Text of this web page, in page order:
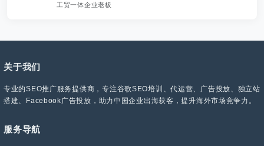
工贸一体企业老板
关于我们
专业的SEO推广服务提供商，专注谷歌SEO培训、代运营、广告投放、独立站
搭建、Facebook广告投放，助力中国企业出海获客，提升海外市场竞争力。
服务导航